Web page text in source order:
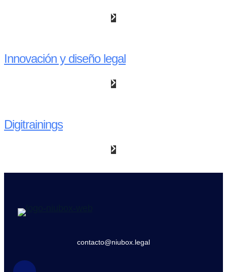
Innovación y diseño legal
Digitrainings
contacto@niubox.legal